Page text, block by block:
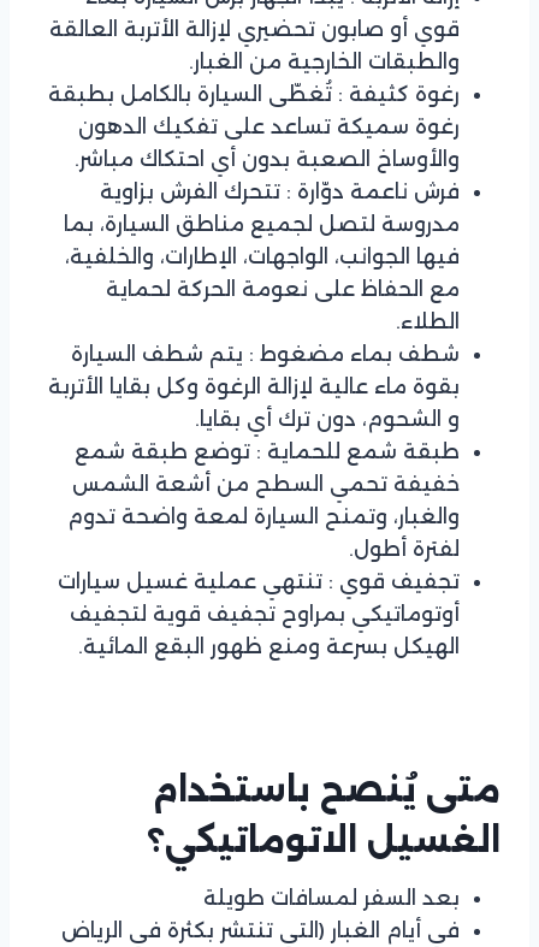
قوي أو صابون تحضيري لإزالة الأتربة العالقة
والطبقات الخارجية من الغبار.
رغوة كثيفة : تُغطّى السيارة بالكامل بطبقة
رغوة سميكة تساعد على تفكيك الدهون
والأوساخ الصعبة بدون أي احتكاك مباشر.
فرش ناعمة دوّارة : تتحرك الفرش بزاوية
مدروسة لتصل لجميع مناطق السيارة، بما
فيها الجوانب، الواجهات، الإطارات، والخلفية،
مع الحفاظ على نعومة الحركة لحماية
الطلاء.
شطف بماء مضغوط : يتم شطف السيارة
بقوة ماء عالية لإزالة الرغوة وكل بقايا الأتربة
و الشحوم، دون ترك أي بقايا.
طبقة شمع للحماية : توضع طبقة شمع
خفيفة تحمي السطح من أشعة الشمس
والغبار، وتمنح السيارة لمعة واضحة تدوم
لفترة أطول.
تجفيف قوي : تنتهي عملية غسيل سيارات
أوتوماتيكي بمراوح تجفيف قوية لتجفيف
الهيكل بسرعة ومنع ظهور البقع المائية.
متى يُنصح باستخدام
الغسيل الاتوماتيكي؟
بعد السفر لمسافات طويلة
في أيام الغبار (التي تنتشر بكثرة في الرياض